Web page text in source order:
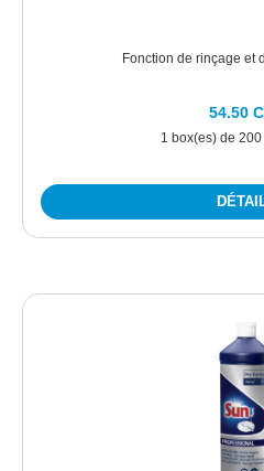
Fonction de rinçage et
1 box(es) de
54.50